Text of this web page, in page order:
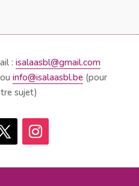
: isalaasbl@gmail.com
info@isalaasbl.be(pour
sujet)